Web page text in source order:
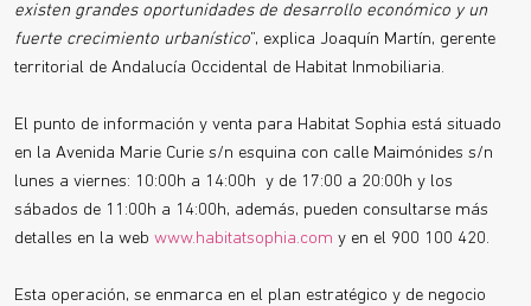
existen grandes oportunidades de desarrollo económico y un
fuerte crecimiento urbanístico”, explica Joaquín Martín, gerente
territorial de Andalucía Occidental de Habitat Inmobiliaria.
El punto de información y venta para Habitat Sophia está situado
en la Avenida Marie Curie s/n esquina con calle Maimónides s/n
lunes a viernes: 10:00h a 14:00h y de 17:00 a 20:00h y los
sábados de 11:00h a 14:00h, además, pueden consultarse más
detalles en la web www.habitatsophia.com y en el 900 100 420.
Esta operación, se enmarca en el plan estratégico y de negocio